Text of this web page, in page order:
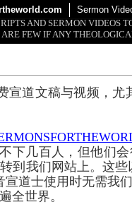
Sermon
AND SERMON VIDEOS
FEW IF ANY
道文稿与视频，尤
下几百人，但他们
到我们网站上。这
道士使用时无需我们
全世界。